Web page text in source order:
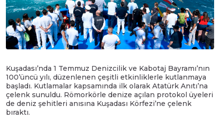
Kuşadası’nda 1 Temmuz Denizcilik ve Kabotaj Bayramı’nın
100’üncü yılı, düzenlenen çeşitli etkinliklerle kutlanmaya
başladı. Kutlamalar kapsamında ilk olarak Atatürk Anıtı’na
çelenk sunuldu. Römorkörle denize açılan protokol üyeleri
de deniz şehitleri anısına Kuşadası Körfezi’ne çelenk
bıraktı.